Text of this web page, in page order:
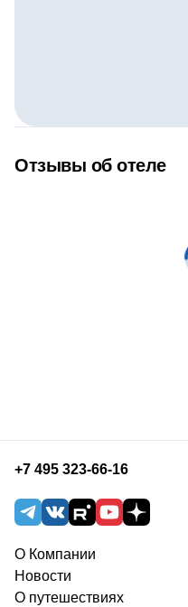
Отзывы об отеле
+7 495 323-66-16
О Компании
Новости
О путешествиях